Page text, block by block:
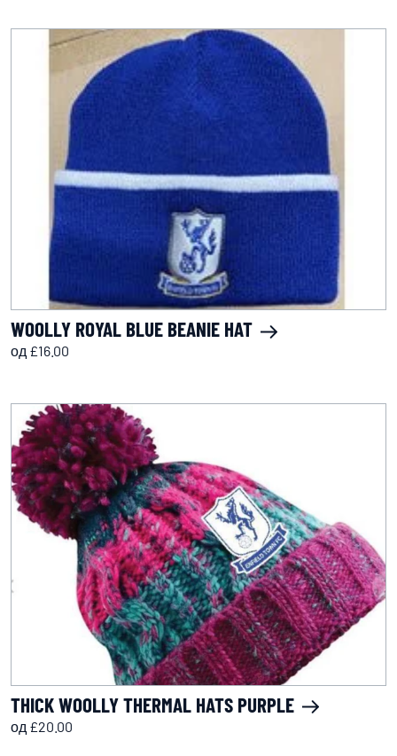
WOOLLY ROYAL BLUE BEANIE HAT
од £16.00
THICK WOOLLY THERMAL HATS PURPLE
од £20.00